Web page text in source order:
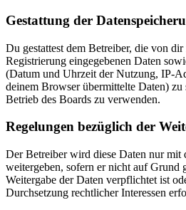
Gestattung der
Du gestattest dem Betreiber, die von
Registrierung eingegebenen Daten
(Datum und Uhrzeit der Nutzung, IP-
deinem Browser übermittelte Daten) zu
Betrieb des Boards zu verwenden.
Regelungen bezüglich der
Der Betreiber wird diese Daten nur mit
weitergeben, sofern er nicht auf Grund
Weitergabe der Daten verpflichtet ist
Durchsetzung rechtlicher Interessen